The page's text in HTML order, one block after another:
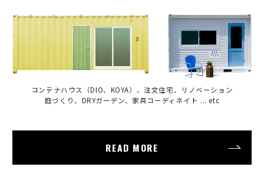
コンテナハウス（DIO、KOYA）、注文住宅、リノベーション
庭づくり、DRYガーデン、家具コーディネイト ... etc
READ MORE